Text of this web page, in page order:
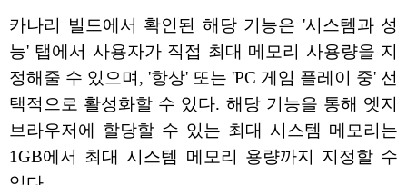
카나리 빌드에서 확인된 해당 기능은 '시스템과 성
능' 탭에서 사용자가 직접 최대 메모리 사용량을 지
정해줄 수 있으며, '항상' 또는 'PC 게임 플레이 중' 선
택적으로 활성화할 수 있다. 해당 기능을 통해 엣지
브라우저에 할당할 수 있는 최대 시스템 메모리는
1GB에서 최대 시스템 메모리 용량까지 지정할 수